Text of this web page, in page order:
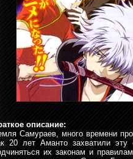
описание:
Самураев, много времени
20 лет Аманто захватили
их законам и